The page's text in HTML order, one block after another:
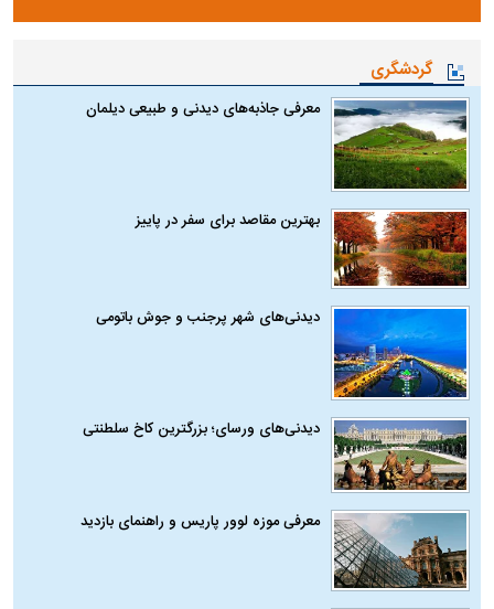
گردشگری
معرفی جاذبه‌های دیدنی و طبیعی دیلمان
بهترین مقاصد برای سفر در پاییز
دیدنی‌های شهر پرجنب و جوش باتومی
دیدنی‌های ورسای؛ بزرگترین کاخ سلطنتی
معرفی موزه لوور پاریس و راهنمای بازدید